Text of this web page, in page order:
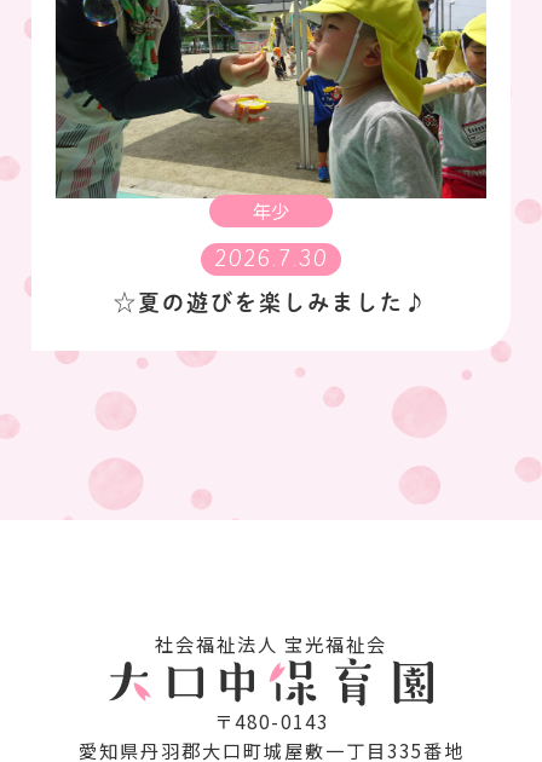
年少
2026.7.30
☆夏の遊びを楽しみました♪
社会福祉法⼈ 宝光福祉会
〒480-0143
愛知県丹⽻郡⼤⼝町城屋敷⼀丁⽬335番地